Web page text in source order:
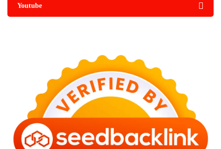
Youtube